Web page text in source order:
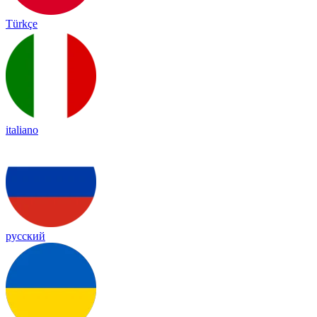
Türkçe
italiano
русский